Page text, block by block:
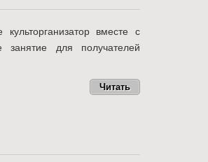
вместе с
занятие для получателей
Читать